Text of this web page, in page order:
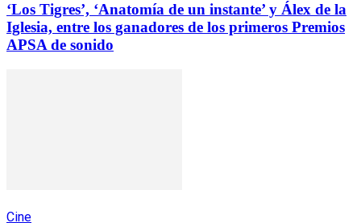
‘Los Tigres’, ‘Anatomía de un instante’ y Álex de la
Iglesia, entre los ganadores de los primeros Premios
APSA de sonido
Cine